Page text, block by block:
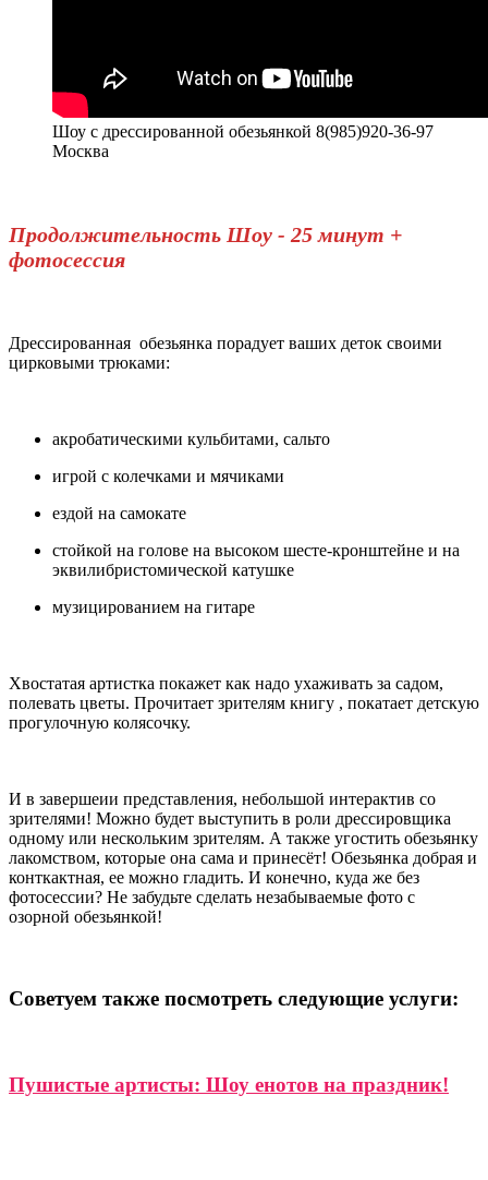
Шоу с дрессированной обезьянкой 8(985)920-36-97
Москва
Продолжительность Шоу - 25 минут +
фотосессия
Дрессированная обезьянка порадует ваших деток своими
цирковыми трюками:
акробатическими кульбитами, сальто
игрой с колечками и мячиками
ездой на самокате
стойкой на голове на высоком шесте-кронштейне и на
эквилибристомической катушке
музицированием на гитаре
Хвостатая артистка покажет как надо ухаживать за садом,
полевать цветы. Прочитает зрителям книгу , покатает детскую
прогулочную колясочку.
И в завершеии представления, небольшой интерактив со
зрителями! Можно будет выступить в роли дрессировщика
одному или нескольким зрителям. А также угостить обезьянку
лакомством, которые она сама и принесёт! Обезьянка добрая и
конткактная, ее можно гладить. И конечно, куда же без
фотосессии? Не забудьте сделать незабываемые фото с
озорной обезьянкой!
Советуем также посмотреть следующие услуги:
Пушистые артисты: Шоу енотов на праздник!